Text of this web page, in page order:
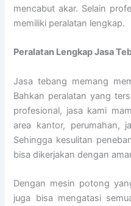
mencabut akar. Selain
memiliki peralatan lengkap.
Peralatan Lengkap Jasa
Jasa tebang memang
Bahkan peralatan yang
profesional, jasa kami
area kantor, perumahan,
Sehingga kesulitan
bisa dikerjakan dengan
Dengan mesin potong
juga bisa mengatasi